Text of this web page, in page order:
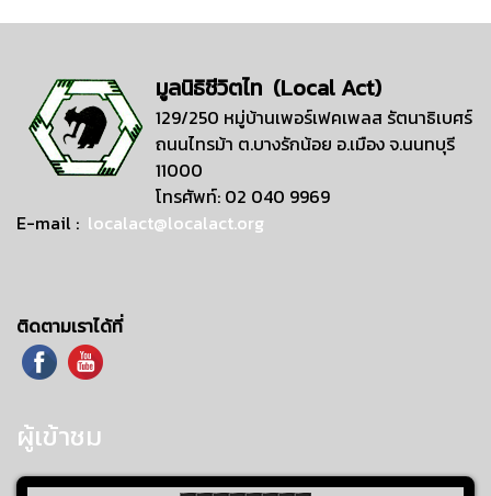
มูลนิธิชีวิตไท (Local Act)
129/250 หมู่บ้านเพอร์เฟคเพลส รัตนาธิเบศร์
ถนนไทรม้า ต.บางรักน้อย อ.เมือง จ.นนทบุรี
11000
โทรศัพท์: 02 040 9969
E-mail : localact@localact.org
ติดตามเราได้ที่
ผู้เข้าชม